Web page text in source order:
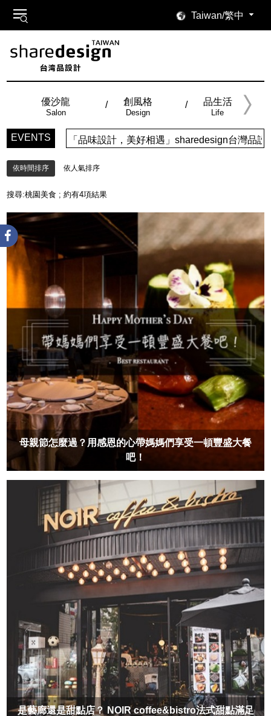
Taiwan/繁中
優沙龍
Salon
創風格
Design
品生活
Life
EVENTS「品味設計，美好相遇」sharedesign台灣品設計，
依時間排序 依人氣排序
搜尋:桃園美食 ; 約有4項結果
母親節怎麼過？用感恩的心帶媽媽們享受一頓豐盛大餐
吧！
是藝廊還是甜點店？ NOIR coffee&bistro法式甜點滿足